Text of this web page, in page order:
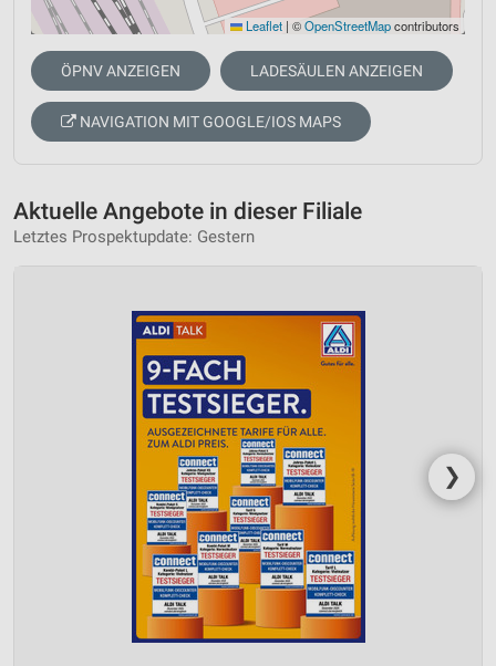
Leaflet | ©OpenStreetMapcontributors
ÖPNV ANZEIGEN LADESÄULEN ANZEIGEN
NAVIGATION MIT GOOGLE/IOS MAPS
Aktuelle Angebote in dieser Filiale
Letztes Prospektupdate: Gestern
❯